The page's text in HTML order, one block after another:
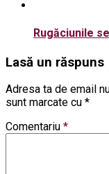
Rugăciunile
Lasă un răspuns
Adresa ta de email
sunt marcate cu *
Comentariu *